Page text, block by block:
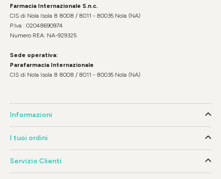
Farmacia Internazionale S.n.c.
CIS di Nola Isola 8 8008 / 8011 - 80035 Nola (NA)
P.Iva : 02048690974
Numero REA: NA-929325
Sede operativa:
Parafarmacia Internazionale
CIS di Nola Isola 8 8008 / 8011 - 80035 Nola (NA)
Informazioni
I tuoi ordini
Servizio Clienti